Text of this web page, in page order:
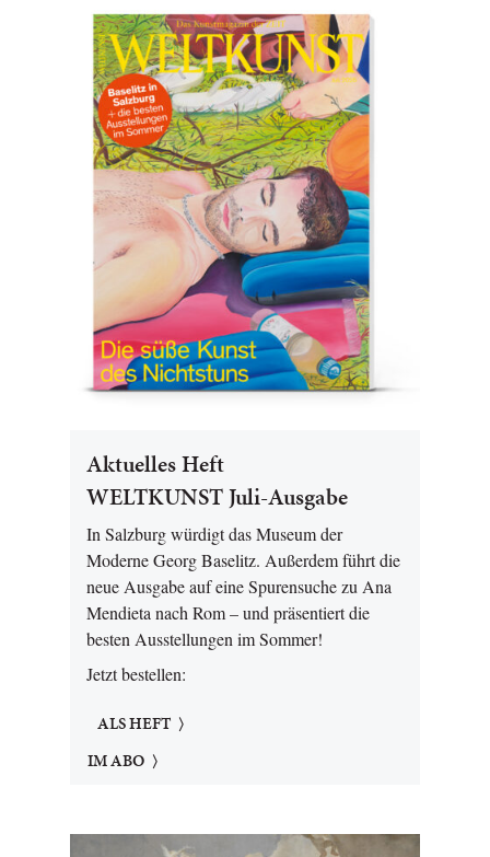
Aktuelles Heft
WELTKUNST Juli-Ausgabe
In Salzburg würdigt das Museum der
Moderne Georg Baselitz. Außerdem führt die
neue Ausgabe auf eine Spurensuche zu Ana
Mendieta nach Rom – und präsentiert die
besten Ausstellungen im Sommer!
Jetzt bestellen:
ALS HEFT
IM ABO